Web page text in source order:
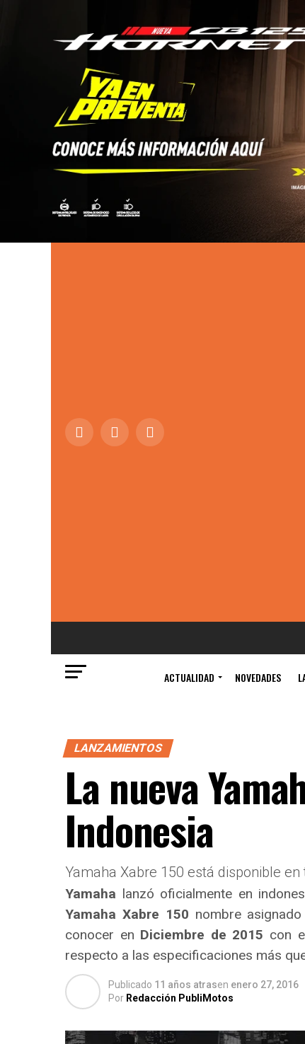
ACTUALIDAD NOVEDADES
LANZAMIENTOS
La nueva
Indonesia
Yamaha Xabre 150 está disponible
Yamaha lanzó oficialmente en
Yamaha Xabre 150 nombre
conocer en Diciembre de 2015 con
respecto a las especificaciones más
Publicado 11 años atrasen enero 27, 2016
Por Redacción PubliMotos